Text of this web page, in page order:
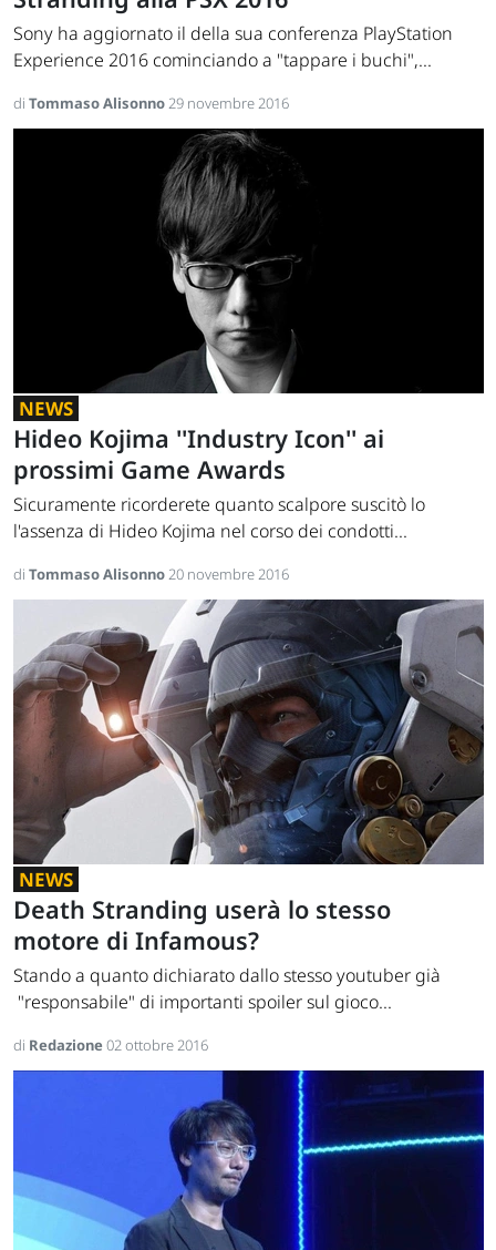
Sony ha aggiornato il della sua conferenza PlayStation
Experience 2016 cominciando a "tappare i buchi",...
di Tommaso Alisonno29 novembre 2016
NEWS
Hideo Kojima ''Industry Icon'' ai
prossimi Game Awards
Sicuramente ricorderete quanto scalpore suscitò lo
l'assenza di Hideo Kojima nel corso dei condotti...
di Tommaso Alisonno20 novembre 2016
NEWS
Death Stranding userà lo stesso
motore di Infamous?
Stando a quanto dichiarato dallo stesso youtuber già
"responsabile" di importanti spoiler sul gioco...
di Redazione02 ottobre 2016